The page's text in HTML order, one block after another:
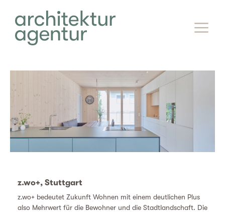
z.wo+, Stuttgart
z.wo+ bedeutet Zukunft Wohnen mit einem deutlichen Plus
also Mehrwert für die Bewohner und die Stadtlandschaft. Die